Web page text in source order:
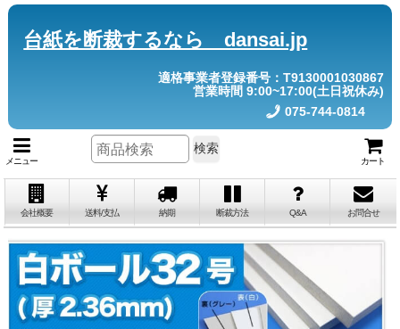
台紙を断裁するなら dansai.jp
適格事業者登録番号：T9130001030867
営業時間 9:00~17:00(土日祝休み)
075-744-0814
メニュー カート
検索
会社概要 送料/支払 納期 断裁方法 Q&A お問合せ